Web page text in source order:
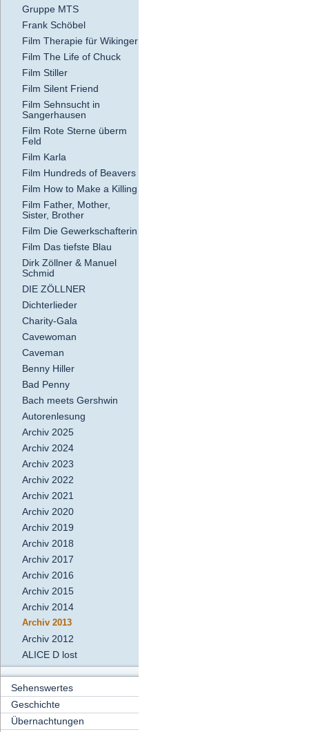
Gruppe MTS
Frank Schöbel
Film Therapie für Wikinger
Film The Life of Chuck
Film Stiller
Film Silent Friend
Film Sehnsucht in
Sangerhausen
Film Rote Sterne überm
Feld
Film Karla
Film Hundreds of Beavers
Film How to Make a Killing
Film Father, Mother,
Sister, Brother
Film Die Gewerkschafterin
Film Das tiefste Blau
Dirk Zöllner & Manuel
Schmid
DIE ZÖLLNER
Dichterlieder
Charity-Gala
Cavewoman
Caveman
Benny Hiller
Bad Penny
Bach meets Gershwin
Autorenlesung
Archiv 2025
Archiv 2024
Archiv 2023
Archiv 2022
Archiv 2021
Archiv 2020
Archiv 2019
Archiv 2018
Archiv 2017
Archiv 2016
Archiv 2015
Archiv 2014
Archiv 2013
Archiv 2012
ALICE D lost
Sehenswertes
Geschichte
Übernachtungen